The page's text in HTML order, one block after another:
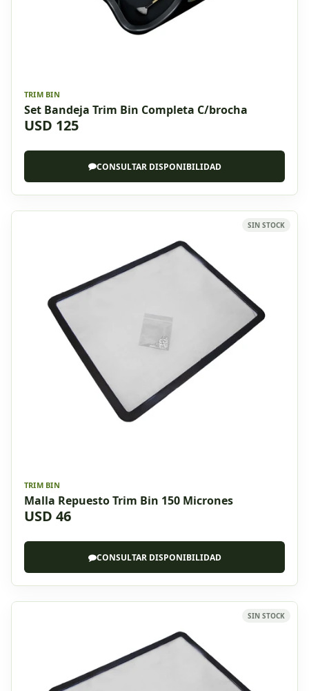
TRIM BIN
Set Bandeja Trim Bin Completa C/brocha
USD 125
CONSULTAR DISPONIBILIDAD
SIN STOCK
TRIM BIN
Malla Repuesto Trim Bin 150 Micrones
USD 46
CONSULTAR DISPONIBILIDAD
SIN STOCK